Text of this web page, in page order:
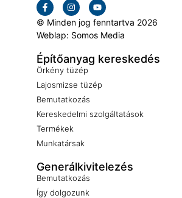
© Minden jog fenntartva 2026
Weblap: Somos Media
Építőanyag kereskedés
Örkény tüzép
Lajosmizse tüzép
Bemutatkozás
Kereskedelmi szolgáltatások
Termékek
Munkatársak
Generálkivitelezés
Bemutatkozás
Így dolgozunk